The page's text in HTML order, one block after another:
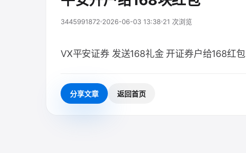
3445991872 2026-06-03 13:38 21 次浏览
VX平安证券 发送168礼金 开证券户给168红包
分享文章 返回首页